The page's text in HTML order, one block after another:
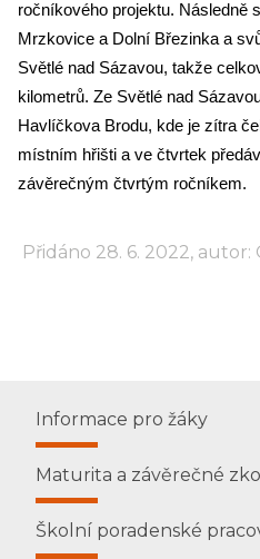
ročníkového projektu. Následně
Mrzkovice a Dolní Březinka a
Světlé nad Sázavou, takže
kilometrů. Ze Světlé nad
Havlíčkova Brodu, kde je zítra
místním hřišti a ve čtvrtek
závěrečným čtvrtým ročníkem.
Přidáno 28. 6. 2022, autor:
Informace pro žáky
Maturita a závěrečné
Školní poradenské